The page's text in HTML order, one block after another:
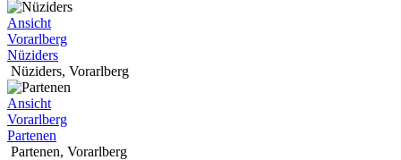
Ansicht
Vorarlberg
Nüziders
Nüziders, Vorarlberg
Ansicht
Vorarlberg
Partenen
Partenen, Vorarlberg